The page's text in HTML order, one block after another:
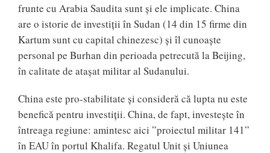
frunte cu Arabia Saudita sunt și ele implicate. China
are o istorie de investiții în Sudan (14 din 15 firme din
Kartum sunt cu capital chinezesc) și îl cunoaște
personal pe Burhan din perioada petrecută la Beijing,
în calitate de atașat militar al Sudanului.
China este pro-stabilitate și consideră că lupta nu este
benefică pentru investiții. China, de fapt, investește în
întreaga regiune: amintesc aici ”proiectul militar 141”
în EAU în portul Khalifa. Regatul Unit și Uniunea